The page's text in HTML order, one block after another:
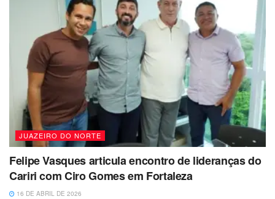
JUAZEIRO DO NORTE
Felipe Vasques articula encontro de lideranças do
Cariri com Ciro Gomes em Fortaleza
16 DE ABRIL DE 2026